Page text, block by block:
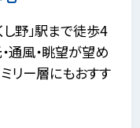
野」駅まで徒歩4
通風・眺望が望め
リー層にもおすす